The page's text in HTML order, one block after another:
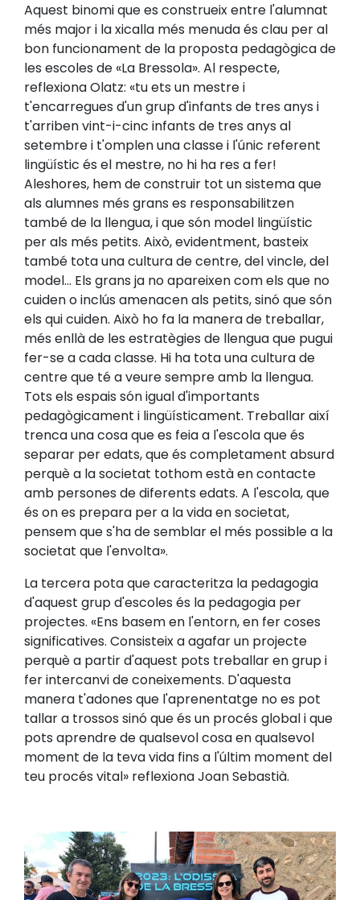
Aquest binomi que es construeix entre l'alumnat
més major i la xicalla més menuda és clau per al
bon funcionament de la proposta pedagògica de
les escoles de «La Bressola». Al respecte,
reflexiona Olatz: «tu ets un mestre i
t'encarregues d'un grup d'infants de tres anys i
t'arriben vint-i-cinc infants de tres anys al
setembre i t'omplen una classe i l'únic referent
lingüístic és el mestre, no hi ha res a fer!
Aleshores, hem de construir tot un sistema que
als alumnes més grans es responsabilitzen
també de la llengua, i que són model lingüístic
per als més petits. Això, evidentment, basteix
també tota una cultura de centre, del vincle, del
model... Els grans ja no apareixen com els que no
cuiden o inclús amenacen als petits, sinó que són
els qui cuiden. Això ho fa la manera de treballar,
més enllà de les estratègies de llengua que pugui
fer-se a cada classe. Hi ha tota una cultura de
centre que té a veure sempre amb la llengua.
Tots els espais són igual d'importants
pedagògicament i lingüísticament. Treballar així
trenca una cosa que es feia a l'escola que és
separar per edats, que és completament absurd
perquè a la societat tothom està en contacte
amb persones de diferents edats. A l'escola, que
és on es prepara per a la vida en societat,
pensem que s'ha de semblar el més possible a la
societat que l'envolta».
La tercera pota que caracteritza la pedagogia
d'aquest grup d'escoles és la pedagogia per
projectes. «Ens basem en l'entorn, en fer coses
significatives. Consisteix a agafar un projecte
perquè a partir d'aquest pots treballar en grup i
fer intercanvi de coneixements. D'aquesta
manera t'adones que l'aprenentatge no es pot
tallar a trossos sinó que és un procés global i que
pots aprendre de qualsevol cosa en qualsevol
moment de la teva vida fins a l'últim moment del
teu procés vital» reflexiona Joan Sebastià.